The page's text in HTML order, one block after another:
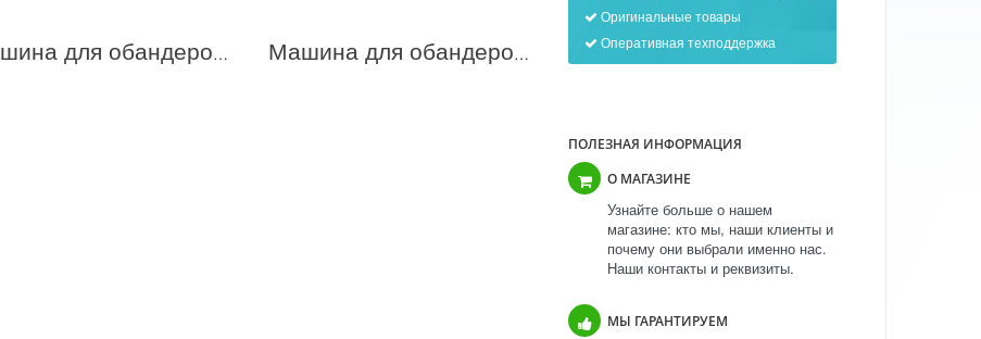
Оригинальные товары
Оперативная техподдержка
ПОЛЕЗНАЯ ИНФОРМАЦИЯ
О МАГАЗИНЕ
Узнайте больше о нашем
магазине: кто мы, наши клиенты и
почему они выбрали именно нас.
Наши контакты и реквизиты.
МЫ ГАРАНТИРУЕМ
Машина для обандероливания COM JD 240 Машина для обандероливания COM BBF